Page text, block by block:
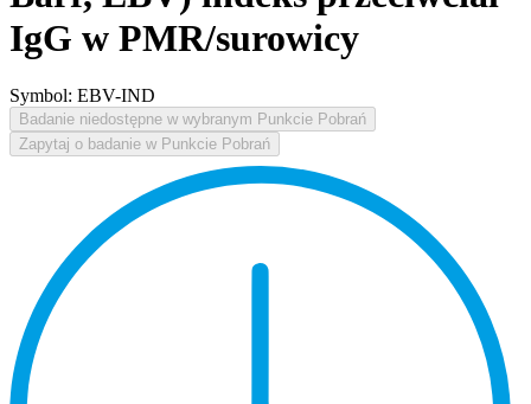
IgG w PMR/surowicy
Symbol: EBV-IND
Badanie niedostępne w wybranym Punkcie Pobrań
Zapytaj o badanie w Punkcie Pobrań